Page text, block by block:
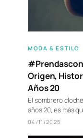
MODA & ESTILO
Origen,
Años 20
El sombrero
años 20, es más
04/11/2025